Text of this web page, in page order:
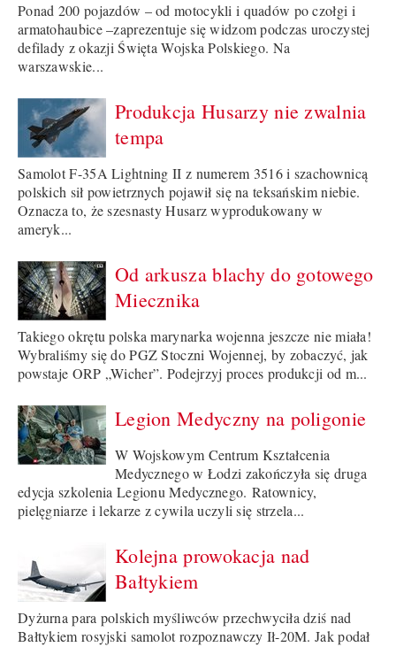
Ponad 200 pojazdów – od motocykli i quadów po czołgi i
armatohaubice –zaprezentuje się widzom podczas uroczystej
defilady z okazji Święta Wojska Polskiego. Na
warszawskie...
Produkcja Husarzy nie zwalnia
tempa
Samolot F-35A Lightning II z numerem 3516 i szachownicą
polskich sił powietrznych pojawił się na teksańskim niebie.
Oznacza to, że szesnasty Husarz wyprodukowany w
ameryk...
Od arkusza blachy do gotowego
Miecznika
Takiego okrętu polska marynarka wojenna jeszcze nie miała!
Wybraliśmy się do PGZ Stoczni Wojennej, by zobaczyć, jak
powstaje ORP „Wicher”. Podejrzyj proces produkcji od m...
Legion Medyczny na poligonie
W Wojskowym Centrum Kształcenia
Medycznego w Łodzi zakończyła się druga
edycja szkolenia Legionu Medycznego. Ratownicy,
pielęgniarze i lekarze z cywila uczyli się strzela...
Kolejna prowokacja nad
Bałtykiem
Dyżurna para polskich myśliwców przechwyciła dziś nad
Bałtykiem rosyjski samolot rozpoznawczy Ił-20M. Jak podał